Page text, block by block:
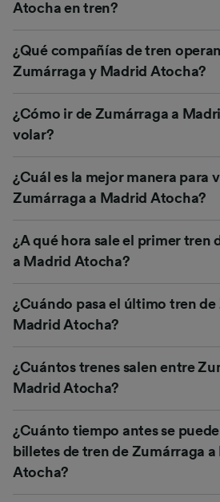
Atocha en tren?
¿Qué compañías de tren
Zumárraga y Madrid Atocha?
¿Cómo ir de Zumárraga a
volar?
¿Cuál es la mejor manera para
Zumárraga a Madrid Atocha?
¿A qué hora sale el primer tren
a Madrid Atocha?
¿Cuándo pasa el último tren de
Madrid Atocha?
¿Cuántos trenes salen entre
Madrid Atocha?
¿Cuánto tiempo antes se
billetes de tren de Zumárraga a
Atocha?